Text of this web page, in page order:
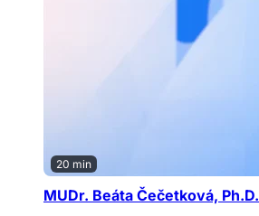
20 min
MUDr. Beáta Čečetková, Ph.D.